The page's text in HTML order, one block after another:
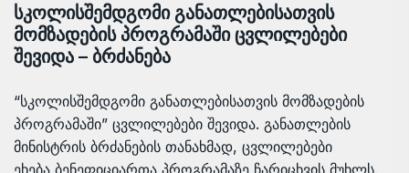
სკოლისშემდგომი განათლებისათვის
მომზადების პროგრამაში ცვლილებები
შევიდა – ბრძანება
“სკოლისშემდგომი განათლებისათვის მომზადების
პროგრამაში” ცვლილებები შევიდა. განათლების
მინისტრის ბრძანების თანახმად, ცვლილებები
ეხება ბენეფიციართა პროგრამაზე ჩარიცხვის მუხლს.